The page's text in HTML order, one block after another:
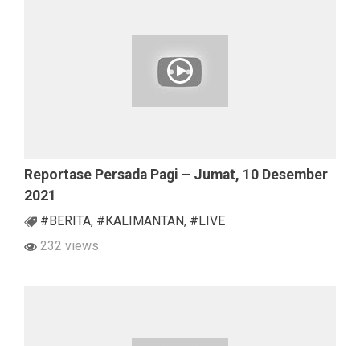
Reportase Persada Pagi – Jumat, 10 Desember
2021
#BERITA, #KALIMANTAN, #LIVE
232 views